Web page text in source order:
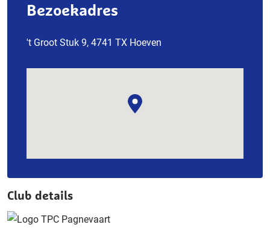
Bezoekadres
't Groot Stuk 9, 4741 TX Hoeven
Club details